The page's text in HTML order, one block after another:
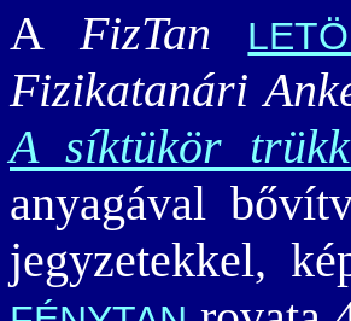
AFizTan
Fizikatanári
A síktükör
anyagával
jegyzetekkel,